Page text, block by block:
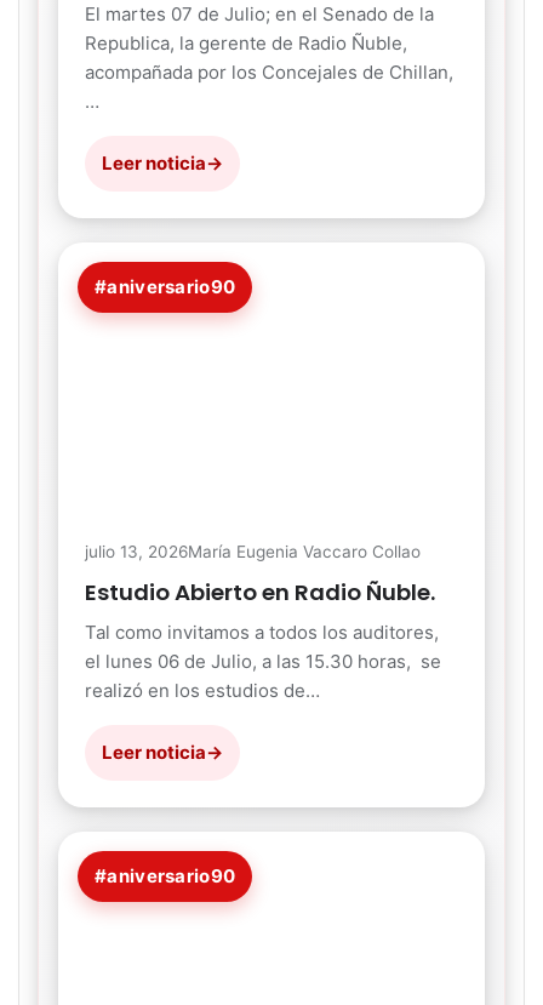
El martes 07 de Julio; en el Senado de la
Republica, la gerente de Radio Ñuble,
acompañada por los Concejales de Chillan,
…
Leer noticia→
#aniversario90
julio 13, 2026María Eugenia Vaccaro Collao
Estudio Abierto en Radio Ñuble.
Tal como invitamos a todos los auditores,
el lunes 06 de Julio, a las 15.30 horas, se
realizó en los estudios de…
Leer noticia→
#aniversario90